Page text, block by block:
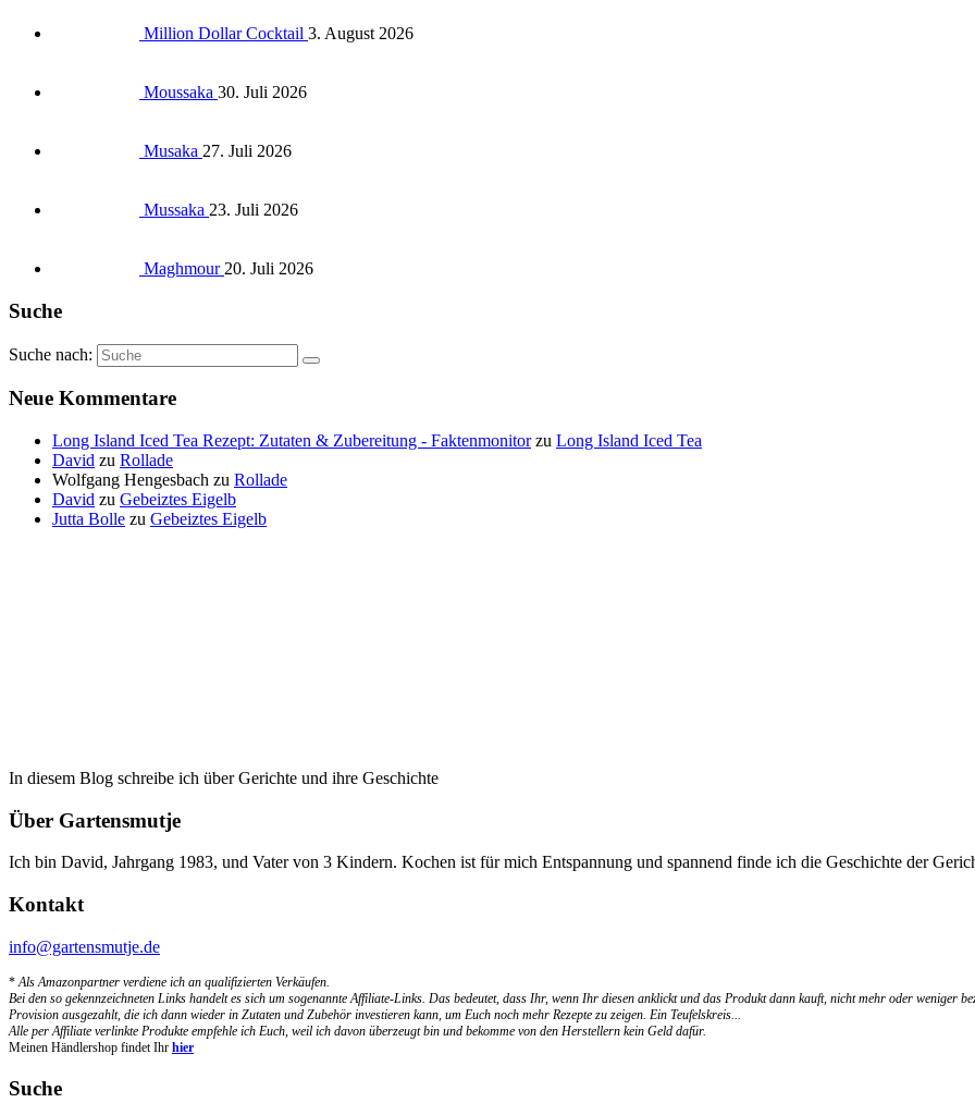
Million Dollar Cocktail 3. August 2026
Moussaka 30. Juli 2026
Musaka 27. Juli 2026
Mussaka 23. Juli 2026
Maghmour 20. Juli 2026
Suche
Suche nach:
Neue Kommentare
Long Island Iced Tea Rezept: Zutaten & Zubereitung - Faktenmonitorzu Long Island Iced Tea
David zu Rollade
Wolfgang Hengesbach zu Rollade
David zu Gebeiztes Eigelb
Jutta Bolle zu Gebeiztes Eigelb
In diesem Blog schreibe ich über Gerichte und ihre Geschichte
Über Gartensmutje
Ich bin David, Jahrgang 1983, und Vater von 3 Kindern. Kochen ist für mich Entspannung und spannend finde ich die Geschichte der
Kontakt
info@gartensmutje.de
*Als Amazonpartner verdiene ich an qualifizierten Verkäufen.
Bei den so gekennzeichneten Links handelt es sich um sogenannte Affiliate-Links. Das bedeutet, dass Ihr, wenn Ihr diesen anklickt und das Produkt dann kauft, nicht mehr oder weniger
Provision ausgezahlt, die ich dann wieder in Zutaten und Zubehör investieren kann, um Euch noch mehr Rezepte zu zeigen. Ein Teufelskreis...
Alle per Affiliate verlinkte Produkte empfehle ich Euch, weil ich davon überzeugt bin und bekomme von den Herstellern kein Geld dafür.
Meinen Händlershop findet Ihr hier
Suche